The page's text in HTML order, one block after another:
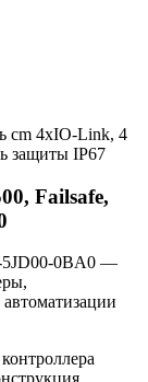
cm 4xIO-Link, 4
защиты IP67
Failsafe,
0BA0 —